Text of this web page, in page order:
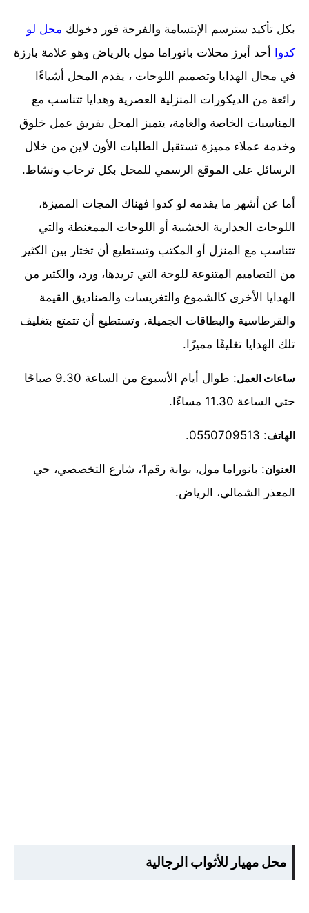
بكل تأكيد سترسم الإبتسامة والفرحة فور دخولك محل لو
كدوا
أحد أبرز محلات بانوراما مول بالرياض وهو علامة بارزة
في مجال الهدايا وتصميم اللوحات ، يقدم المحل أشياءًا
رائعة من الديكورات المنزلية العصرية وهدايا تتناسب مع
المناسبات الخاصة والعامة، يتميز المحل بفريق عمل خلوق
وخدمة عملاء مميزة تستقبل الطلبات الأون لاين من خلال
الرسائل على الموقع الرسمي للمحل بكل ترحاب ونشاط.
أما عن أشهر ما يقدمه لو كدوا فهناك المجات المميزة،
اللوحات الجدارية الخشبية أو اللوحات الممغنطة والتي
تتناسب مع المنزل أو المكتب وتستطيع أن تختار بين الكثير
من التصاميم المتنوعة للوحة التي تريدها، ورد، والكثير من
الهدايا الأخرى كالشموع والتغريسات والصناديق القيمة
والقرطاسية والبطاقات الجميلة، وتستطيع أن تتمتع بتغليف
تلك الهدايا تغليفًا مميزًا.
ساعات العمل
: طوال أيام الأسبوع من الساعة 9.30 صباحًا
حتى الساعة 11.30 مساءًا.
الهاتف: 0550709513.
العنوان
: بانوراما مول، بوابة رقم1، شارع التخصصي، حي
المعذر الشمالي، الرياض.
محل مهيار للأثواب الرجالية